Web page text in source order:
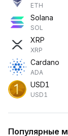
ETH
Solana
SOL
XRP
XRP
Cardano
ADA
USD1
USD1
Популярные